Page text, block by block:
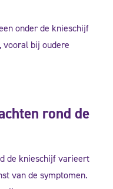
onder de knieschijf
vooral bij oudere
rond de
de knieschijf varieert
van de symptomen.